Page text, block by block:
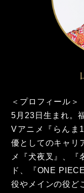
＜プロフィール＞
5月23日生まれ。
Vアニメ『らんま
優としてのキャリ
メ『犬夜叉』、『
ド、『ONE
役やメインの役ど